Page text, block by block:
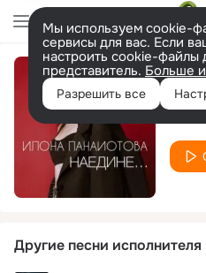
Мы используем cookie-
сервисы для вас. Если
настроить cookie-
представитель. Больше
Разрешить все
Другие песни исполнителя